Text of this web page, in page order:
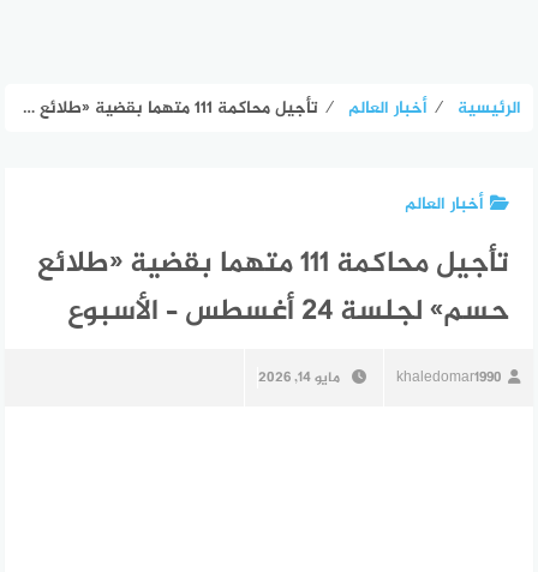
الرئيسية ⁄ أخبار العالم ⁄ تأجيل محاكمة 111 متهما بقضية «طلائع حسم» لجلسة 24 أغسطس – الأسبوع
أخبار العالم
تأجيل محاكمة 111 متهما بقضية «طلائع
حسم» لجلسة 24 أغسطس – الأسبوع
khaledomar1990 مايو 14, 2026